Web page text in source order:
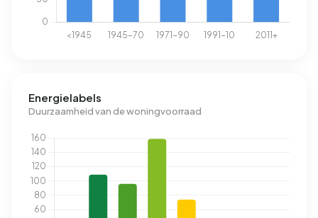
Energielabels
Duurzaamheid van de woningvoorraad